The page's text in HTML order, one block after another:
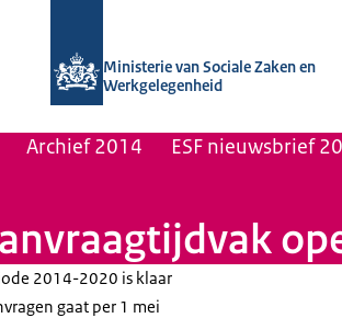
Ministerie van Sociale Zaken en
Werkgelegenheid
Archief 2014 ESF nieuwsbrief
2014-2020 is klaar
gaat per 1 mei